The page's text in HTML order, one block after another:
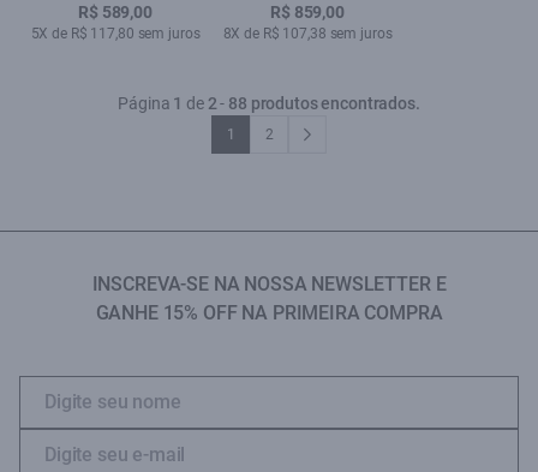
R$ 589,00
5X de R$ 117,80 sem juros
R$ 859,00
8X de R$ 107,38 sem juros
Página 1 de 2- 88 produtos encontrados.
1 2
INSCREVA-SE NA NOSSA NEWSLETTER E
GANHE 15% OFF NA PRIMEIRA COMPRA